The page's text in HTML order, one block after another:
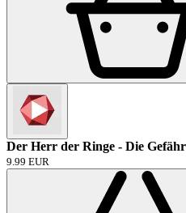
Der Herr der Ringe - Die
9.99 EUR